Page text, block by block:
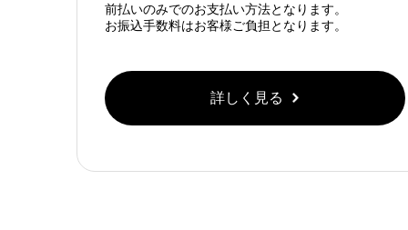
前払いのみでのお支払い方法となります。
お振込手数料はお客様ご負担となります。
詳しく見る